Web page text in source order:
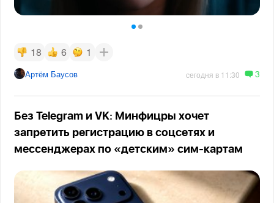
18 6 1
Артём Баусов сегодня в 11:30 3
Без Telegram и VK: Минфицры хочет
запретить регистрацию в соцсетях и
мессенджерах по «детским» сим-картам